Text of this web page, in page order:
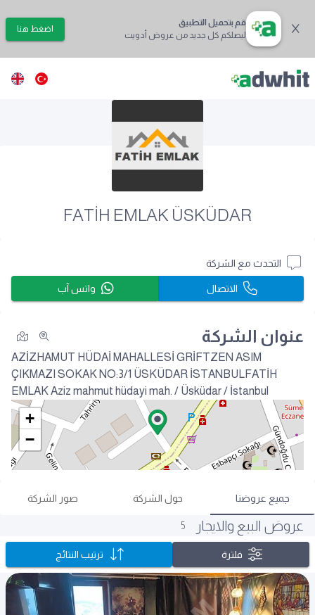
قم بتحميل التطبيق
ليصلكم كل جديد من عروض أدويت
اضغط هنا
FATİH EMLAK ÜSKÜDAR
التحدث مع الشركة
الاتصال واتس آب
عنوان الشركة
AZİZHAMUT HÜDAİ MAHALLESİ GRİFTZEN ASIM
ÇIKMAZI SOKAK NO:3/1 ÜSKÜDAR İSTANBULFATİH
EMLAKAziz mahmut hüdayi mah. / Üsküdar / İstanbul
+
−
جميع عروضنا حول الشركة صور الشركة
عروض البيع والايجار 5
فلترة ترتيب النتائج